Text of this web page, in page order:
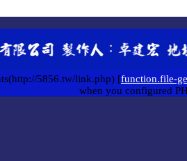
5856.tw/link.php) [function.file-
when you configured